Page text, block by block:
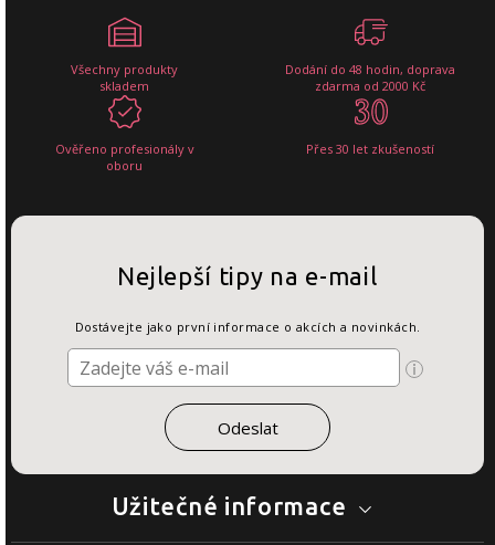
Všechny produkty
skladem
Dodání do 48 hodin, doprava
zdarma od 2000 Kč
Ověřeno profesionály v
oboru
Přes 30 let zkušeností
Užitečné informace
Nejlepší tipy na e-mail
Dostávejte jako první informace o akcích a novinkách.